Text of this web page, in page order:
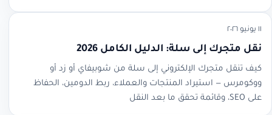
١١ يونيو ٢٠٢٦
نقل متجرك إلى سلة: الدليل الكامل 2026
كيف تنقل متجرك الإلكتروني إلى سلة من شوبيفاي أو زد أو
ووكومرس — استيراد المنتجات والعملاء، ربط الدومين، الحفاظ
على SEO، وقائمة تحقق ما بعد النقل